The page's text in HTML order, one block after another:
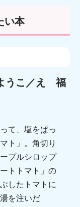
い本
うこ／え 福
て、塩をぱっ
ト」。角切り
プルシロップ
トトマト」の
したトマトに
を注いだ